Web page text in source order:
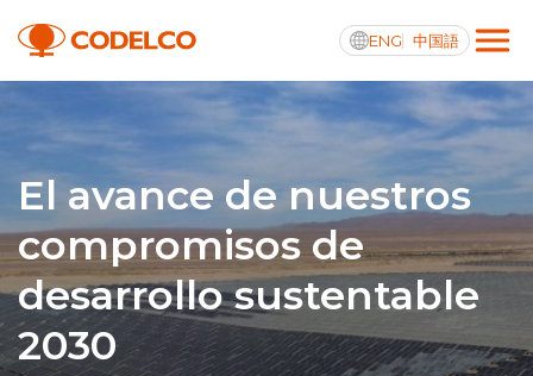
ENG 中国語
Nosotros
Operaciones
Proyectos
El avance de nuestros
compromisos de
desarrollo sustentable
2030